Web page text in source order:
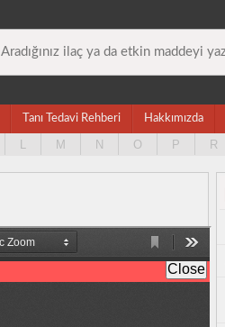
Tanı Tedavi Rehberi Hakkımızda
L M N O P R